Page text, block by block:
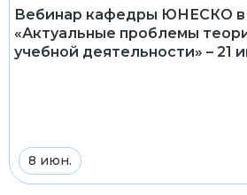
Вебинар кафедры ЮНЕСКО в
«Актуальные проблемы
учебной деятельности» – 21
8 июн.